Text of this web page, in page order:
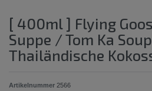
[ 400ml ] Flying
Suppe / Tom Ka
Thailändische
Artikelnummer 2566